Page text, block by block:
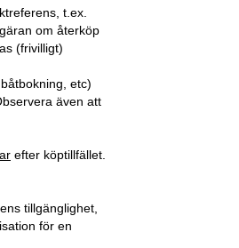
t.ex.
om återköp
(frivilligt)
etc)
även att
efter köptillfället.
tillgänglighet,
för en